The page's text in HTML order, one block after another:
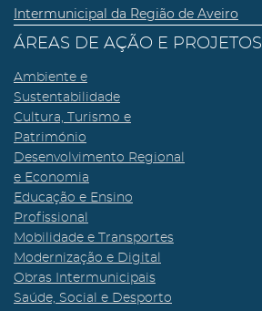
Intermunicipal da Região de Aveiro
ÁREAS DE AÇÃO E PROJETOS
Ambiente e
Sustentabilidade
Cultura, Turismo e
Património
Desenvolvimento Regional
e Economia
Educação e Ensino
Profissional
Mobilidade e Transportes
Modernização e Digital
Obras Intermunicipais
Saúde, Social e Desporto